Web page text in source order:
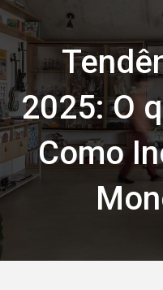
2025: O
Como